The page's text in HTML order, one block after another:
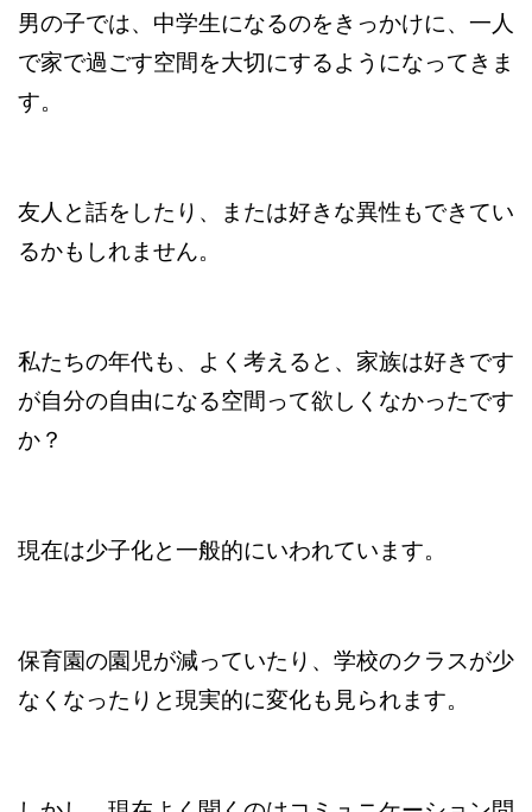
男の子では、中学生になるのをきっかけに、一人
で家で過ごす空間を大切にするようになってきま
す。
友人と話をしたり、または好きな異性もできてい
るかもしれません。
私たちの年代も、よく考えると、家族は好きです
が自分の自由になる空間って欲しくなかったです
か？
現在は少子化と一般的にいわれています。
保育園の園児が減っていたり、学校のクラスが少
なくなったりと現実的に変化も見られます。